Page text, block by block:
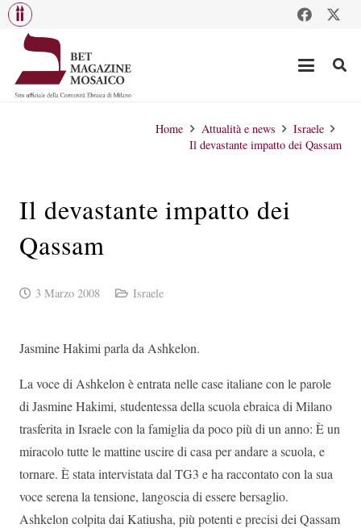
Home Attualità e news
Israele
Il devastante impatto dei Qassam
Il devastante impatto dei
Qassam
3 Marzo 2008 Israele
Jasmine Hakimi parla da Ashkelon.
La voce di Ashkelon è entrata nelle case italiane con le parole
di Jasmine Hakimi, studentessa della scuola ebraica di Milano
trasferita in Israele con la famiglia da poco più di un anno: È un
miracolo tutte le mattine uscire di casa per andare a scuola, e
tornare. È stata intervistata dal TG3 e ha raccontato con la sua
voce serena la tensione, langoscia di essere bersaglio.
Ashkelon colpita dai Katiusha, più potenti e precisi dei Qassam